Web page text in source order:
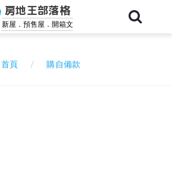
房地王部落格
新屋．預售屋．開箱文
首頁 購自備款